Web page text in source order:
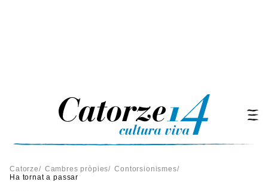
Catorze/ Cambres pròpies/ Contorsionismes/
Ha tornat a passar